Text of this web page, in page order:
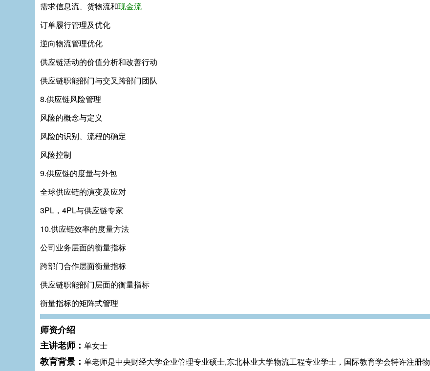
需求信息流、货物流和现金流
订单履行管理及优化
逆向物流管理优化
供应链活动的价值分析和改善行动
供应链职能部门与交叉跨部门团队
8.供应链风险管理
风险的概念与定义
风险的识别、流程的确定
风险控制
9.供应链的度量与外包
全球供应链的演变及应对
3PL，4PL与供应链专家
10.供应链效率的度量方法
公司业务层面的衡量指标
跨部门合作层面衡量指标
供应链职能部门层面的衡量指标
衡量指标的矩阵式管理
师资介绍
主讲老师： 单女士
教育背景： 单老师是中央财经大学企业管理专业硕士,东北林业大学物流工程专业学士，国际教育学会特许注册物